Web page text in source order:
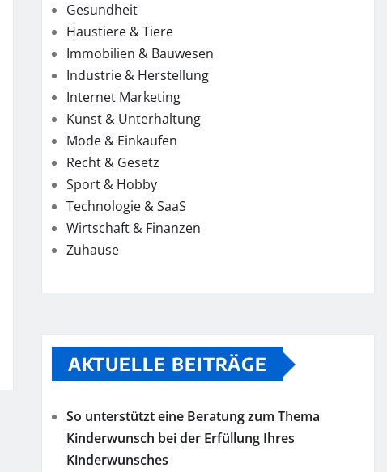
Gesundheit
Haustiere & Tiere
Immobilien & Bauwesen
Industrie & Herstellung
Internet Marketing
Kunst & Unterhaltung
Mode & Einkaufen
Recht & Gesetz
Sport & Hobby
Technologie & SaaS
Wirtschaft & Finanzen
Zuhause
AKTUELLE BEITRÄGE
So unterstützt eine Beratung zum Thema
Kinderwunsch bei der Erfüllung Ihres
Kinderwunsches